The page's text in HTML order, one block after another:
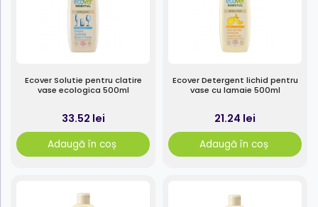
Ecover Solutie pentru clatire
vase ecologica 500ml
33.52 lei
Adaugă în coș
Ecover Detergent lichid pentru
vase cu lamaie 500ml
21.24 lei
Adaugă în coș